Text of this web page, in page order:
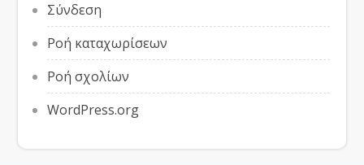
Σύνδεση
Ροή καταχωρίσεων
Ροή σχολίων
WordPress.org